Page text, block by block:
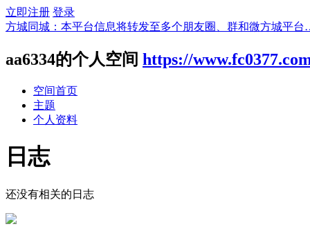
立即注册 登录
方城同城：本平台信息将转发至多个朋友圈、群和微方城平
aa6334的个人空间 https://
空间首页
主题
个人资料
日志
还没有相关的日志